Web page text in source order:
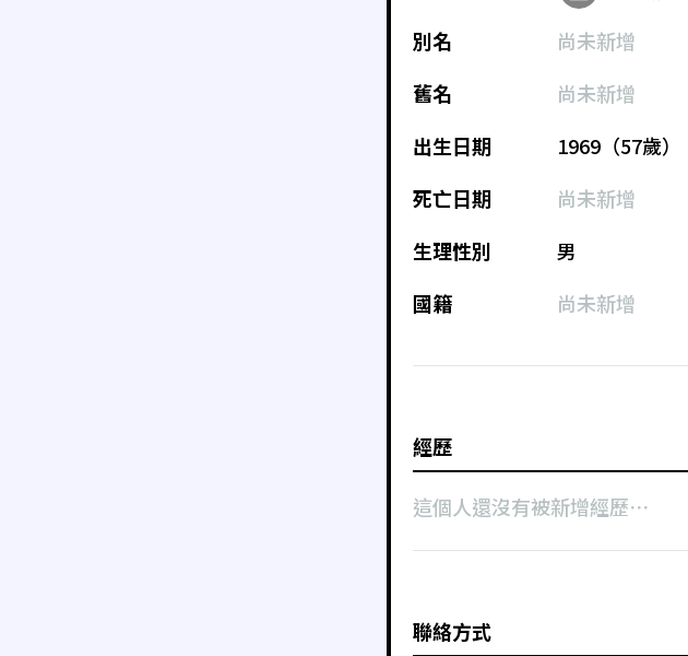
別名
尚未新增
舊名
尚未新增
出生日期
1969（57歲）
死亡日期
尚未新增
生理性別
男
國籍
尚未新增
經歷
這個人還沒有被新增經歷⋯
聯絡方式